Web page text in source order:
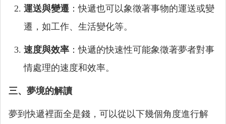
運送與變遷 ：快遞也可以象徵著事物的運送或變
遷，如工作、生活變化等。
速度與效率 ：快遞的快速性可能象徵著夢者對事
情處理的速度和效率。
三、夢境的解讀
夢到快遞裡面全是錢，可以從以下幾個角度進行解